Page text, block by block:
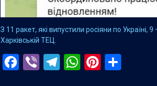
З 11 ракет, які випустили росіяни по
Харківській ТЕЦ.
Facebook
ViberTelegram
WhatsApp
Pinterest